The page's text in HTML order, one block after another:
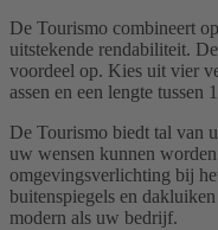
De Tourismo combineert
uitstekende rendabiliteit.
voordeel op. Kies uit vier
assen en een lengte tussen
De Tourismo biedt tal van
uw wensen kunnen
omgevingsverlichting bij
buitenspiegels en
modern als uw bedrijf.